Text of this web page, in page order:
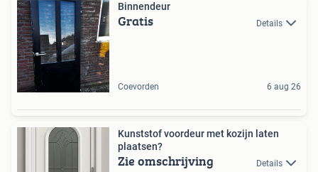
Binnendeur
Gratis Details
Coevorden 6 aug 26
Kunststof voordeur met kozijn laten
plaatsen?
Zie omschrijving Details